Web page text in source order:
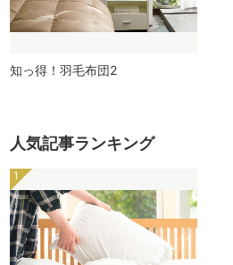
知っ得！羽毛布団2
人気記事ランキング